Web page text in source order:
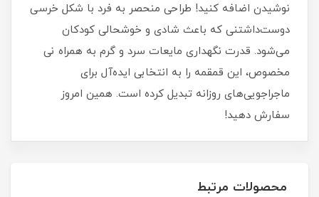
نوشیدن اضافه کنید! طراحی منحصر به فرد با شکل خرسی
دوست‌داشتنی که باعث شادی و خوشحالی کودکان
می‌شود. قدرت نگهداری مایعات سرد و گرم به همراه نی
مخصوص، این قمقمه را به انتخابی ایده‌آل برای
ماجراجویی‌های روزانه تبدیل کرده است. همین امروز
سفارش دهید!
محصولات مرتبط